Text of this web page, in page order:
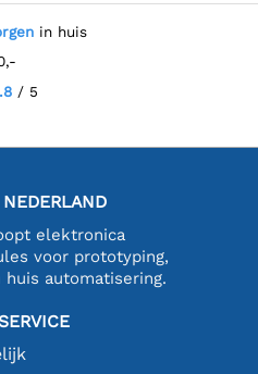
in huis
/ 5
elektronica
voor prototyping,
automatisering.